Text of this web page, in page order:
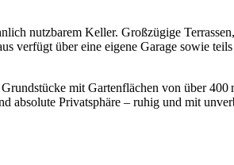
nutzbarem Keller. Großzügige
über eine eigene Garage sowie
mit Gartenflächen von über 400
Privatsphäre – ruhig und mit